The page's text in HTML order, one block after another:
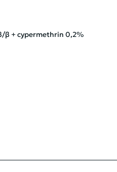
β + cypermethrin 0,2%